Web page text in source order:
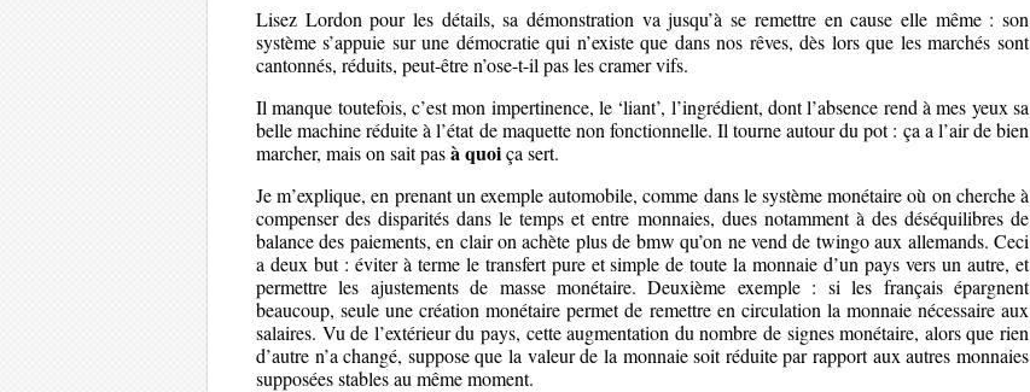
Lisez Lordon pour les détails, sa démonstration va jusqu’à se remettre en cause elle même : son
système s’appuie sur une démocratie qui n’existe que dans nos rêves, dès lors que les marchés sont
cantonnés, réduits, peut-être n’ose-t-il pas les cramer vifs.
Il manque toutefois, c’est mon impertinence, le ‘liant’, l’ingrédient, dont l’absence rend à mes yeux sa
belle machine réduite à l’état de maquette non fonctionnelle. Il tourne autour du pot : ça a l’air de bien
marcher, mais on sait pasà quoiça sert.
Je m’explique, en prenant un exemple automobile, comme dans le système monétaire où on cherche à
compenser des disparités dans le temps et entre monnaies, dues notamment à des déséquilibres de
balance des paiements, en clair on achète plus de bmw qu’on ne vend de twingo aux allemands. Ceci
a deux but : éviter à terme le transfert pure et simple de toute la monnaie d’un pays vers un autre, et
permettre les ajustements de masse monétaire. Deuxième exemple : si les français épargnent
beaucoup, seule une création monétaire permet de remettre en circulation la monnaie nécessaire aux
salaires. Vu de l’extérieur du pays, cette augmentation du nombre de signes monétaire, alors que rien
d’autre n’a changé, suppose que la valeur de la monnaie soit réduite par rapport aux autres monnaies
supposées stables au même moment.